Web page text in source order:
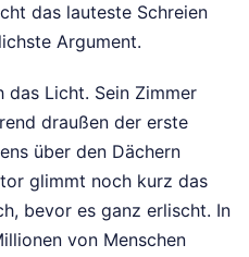
das lauteste Schreien
Argument.
das Licht. Sein Zimmer
draußen der erste
über den Dächern
glimmt noch kurz das
bevor es ganz erlischt. In
von Menschen